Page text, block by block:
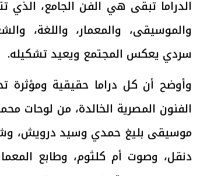
الدراما تبقى هي الفن الجامع، الذي
والموسيقى، والمعمار، واللغة،
سردي يعكس المجتمع ويعيد تشكيله.
وأوضح أن كل دراما حقيقية
الفنون المصرية الخالدة، من لوحات
موسيقى بليغ حمدي وسيد درويش،
دنقل، وصوت أم كلثوم، وطابع